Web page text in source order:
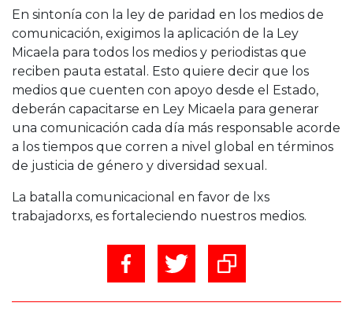
En sintonía con la ley de paridad en los medios de
comunicación, exigimos la aplicación de la Ley
Micaela para todos los medios y periodistas que
reciben pauta estatal. Esto quiere decir que los
medios que cuenten con apoyo desde el Estado,
deberán capacitarse en Ley Micaela para generar
una comunicación cada día más responsable acorde
a los tiempos que corren a nivel global en términos
de justicia de género y diversidad sexual.
La batalla comunicacional en favor de lxs
trabajadorxs, es fortaleciendo nuestros medios.